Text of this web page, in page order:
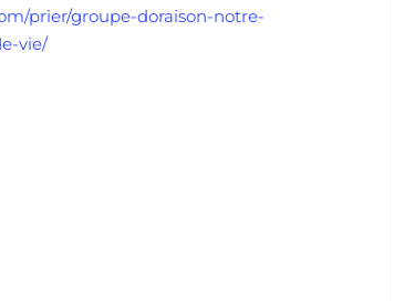
prier/groupe-doraison-notre-
vie/